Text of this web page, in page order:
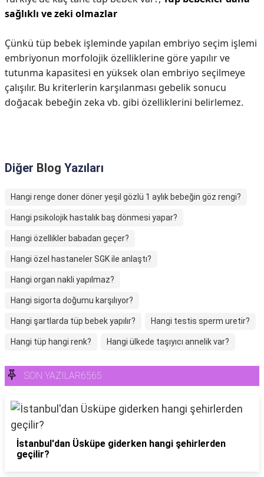
sağlıklı ve zeki olmazlar
Çünkü tüp bebek işleminde yapılan embriyo seçim işlemi
embriyonun morfolojik özelliklerine göre yapılır ve
tutunma kapasitesi en yüksek olan embriyo seçilmeye
çalışılır. Bu kriterlerin karşılanması gebelik sonucu
doğacak bebeğin zeka vb. gibi özelliklerini belirlemez.
Diğer Blog Yazıları
Hangi renge doner döner yeşil gözlü 1 aylık bebeğin göz rengi?
Hangi psikolojik hastalık baş dönmesi yapar?
Hangi özellikler babadan geçer?
Hangi özel hastaneler SGK ile anlaştı?
Hangi organ nakli yapılmaz?
Hangi sigorta doğumu karşılıyor?
Hangi şartlarda tüp bebek yapılır? Hangi testis sperm uretir?
Hangi tüp hangi renk? Hangi ülkede taşıyıcı annelik var?
SON YAZILAR6565
İstanbul'dan Üsküpe giderken hangi şehirlerden
geçilir?